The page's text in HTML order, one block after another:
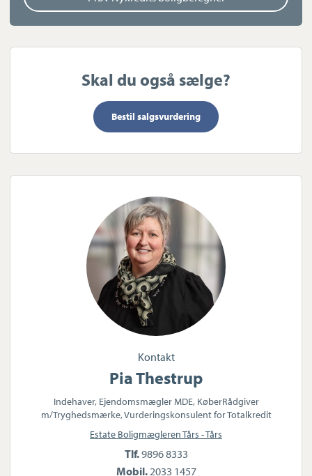
resten af Nordjylland.
Skal du også sælge?
Bestil salgsvurdering
Kontakt
Pia Thestrup
Indehaver, Ejendomsmægler MDE, KøberRådgiver
m/Tryghedsmærke, Vurderingskonsulent for Totalkredit
Estate Boligmægleren Tårs - Tårs
Tlf.9896 8333
Mobil. 2033 1457